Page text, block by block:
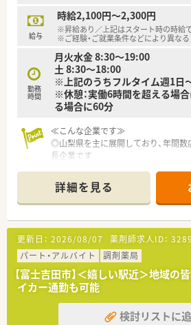
給与
時給2,100円～2,300円
※昇給あり／上記はスタート時の時給
※ご経験・ご就業条件などにより異なる
勤務
時間
月火水金 8:30～19:00
土 8:30～18:00
※上記のうちフルタイム週1日
※休憩：実働6時間を超える場
る場合に60分
≪こんな企業です≫
◎山梨県を主に展開しており、年間
長企業です
をします
◎一人ひとりに合わせたキャリアプラ
仕事を任せてもらえる会社です
≪こんな薬局です≫
■下吉田駅から徒歩6分の立地にある
■整形外科クリニックが門前にあり、
■他には市立病院や赤十字病院などの
す
■近隣にドラッグストアが無いため、
詳細を見る
更新日： 2026/08/07 薬剤師求人ID：
パート・アルバイト
調剤薬局
【富士吉田市】＜嬉しい駅近＞地域
イカー通勤も可能
検討リストに